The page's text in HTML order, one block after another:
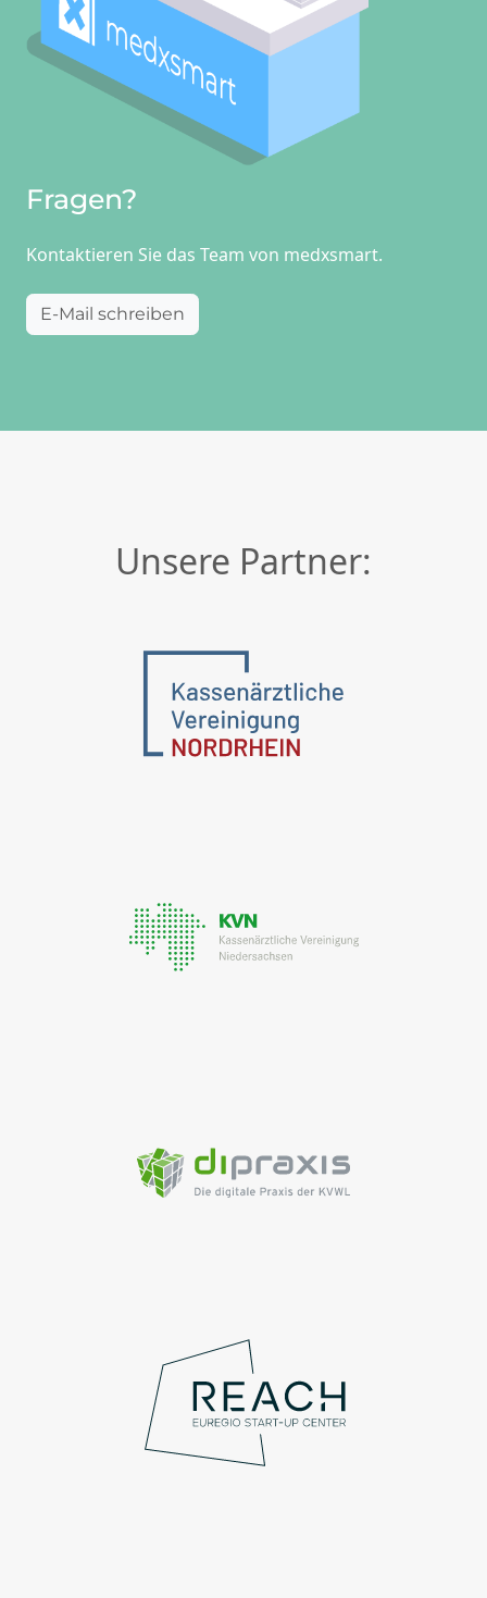
Fragen?
Kontaktieren Sie das Team von medxsmart.
E-Mail schreiben
Unsere Partner: